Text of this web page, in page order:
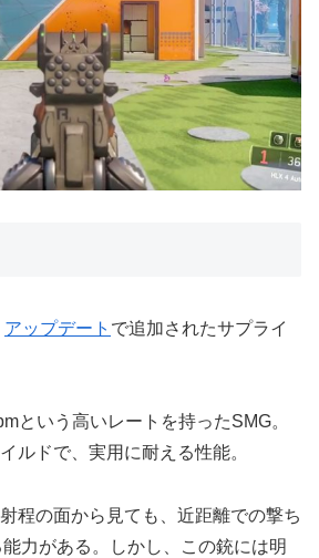
アップデート で追加されたサプライ
という高いレートを持ったSMG。
ルドで、実用に耐える性能。
程の面から見ても、近距離での撃ち
力がある。しかし、この銃には明